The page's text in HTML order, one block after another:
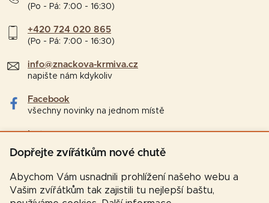
Dopřejte zvířátkům nové chutě
Abychom Vám usnadnili prohlížení našeho webu a
Vašim zvířátkům tak zajistili tu nejlepší baštu,
(Po - Pá: 7:00 - 16:30)
+420 724 020 865
(Po - Pá: 7:00 - 16:30)
info@znackova-krmiva.cz
napište nám kdykoliv
Facebook
všechny novinky na jednom místě
Instagram
tipy a zajímavosti pro chovatele